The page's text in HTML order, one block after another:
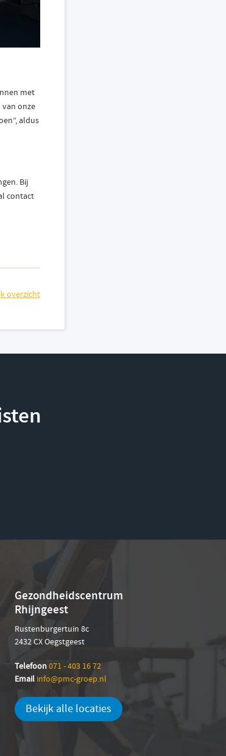
met
onze
aldus
Bij
contact
overzicht
Gezondheidscentrum
Rhijngeest
Rustenburgertuin 8c
2432 CX Oegstgeest
Telefoon071 - 403 16 72
Email info@pmc-groep.nl
Bekijk alle locaties